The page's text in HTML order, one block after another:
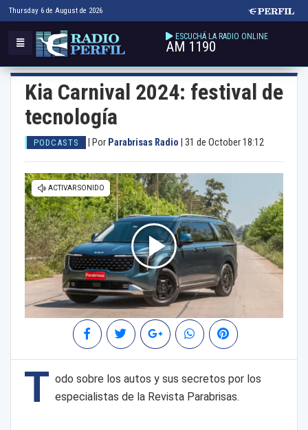
Thursday 6 de August de 2026
ESCUCHÁ LA RADIO ONLINE
AM 1190
Kia Carnival 2024: festival de
tecnología
PODCASTS Por Parabrisas Radio 31 de October 18:12
T odo sobre los autos y sus secretos por los
especialistas de la Revista Parabrisas.